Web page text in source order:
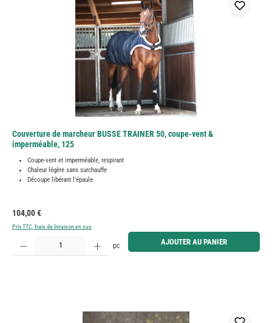
Couverture de marcheur BUSSE TRAINER 50, coupe-vent &
imperméable, 125
Coupe-vent et imperméable, respirant
Chaleur légère sans surchauffe
Découpe libérant l'épaule
Prix régulier :
104,00 €
Prix TTC, frais de livraison en sus
Quantité de produit : Entrez la quantité souhaitée ou utilisez les boutons pour augmenter ou
pc AJOUTER AU PANIER